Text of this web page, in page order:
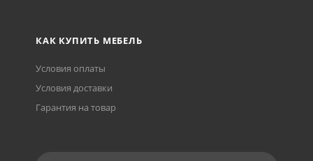
КАК КУПИТЬ МЕБЕЛЬ
Условия оплаты
Условия доставки
Гарантия на товар